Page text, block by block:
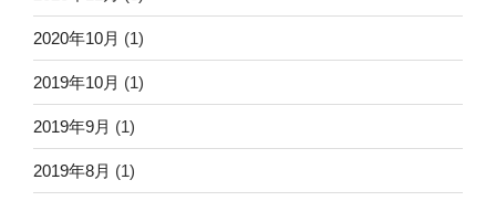
2020年10月 (1)
2019年10月 (1)
2019年9月 (1)
2019年8月 (1)